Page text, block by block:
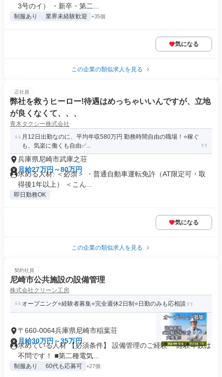
3号のイ） ・新卒・第二...
制服あり 業界未経験歓迎 +35個
気になる
この企業の類似求人を見る
正社員
弊社を救うヒーロー!待遇はめっちゃいいんですが、立地
が良くなくて、、、
青木タクシー株式会社
月12日出勤なのに、平均年収580万円 勤務時間自由の職場！⭐️稼ぐ
も、気楽に働くも自由✅...
兵庫県尼崎市武庫之荘
月給27万円～80万円
求める人材: ＜必須＞ ・普通自動車運転免許（AT限定可・取
得後1年以上） ＜こん...
即日勤務OK
気になる
この企業の類似求人を見る
契約社員
尼崎市公共施設の設備管理
株式会社クリーン工房
オープニング⭐経験者募集⭐完全週休2日制⭐日勤のみも応相談
〒660-0064兵庫県尼崎市稲葉荘
月給30万円～35万円
求めている人材 【必須条件】 設備管理のご経験 ┗経験年数は
不問です！ ■第二種電気...
制服あり 60代も応募可 +27個